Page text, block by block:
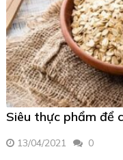
Siêu thực phẩm để
13/04/2021 0